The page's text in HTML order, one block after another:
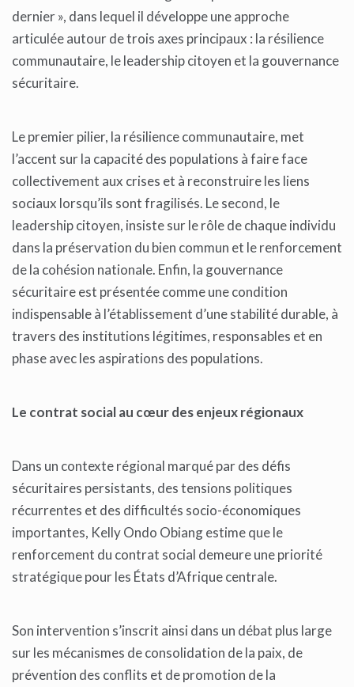
dernier », dans lequel il développe une approche
articulée autour de trois axes principaux : la résilience
communautaire, le leadership citoyen et la gouvernance
sécuritaire.
Le premier pilier, la résilience communautaire, met
l’accent sur la capacité des populations à faire face
collectivement aux crises et à reconstruire les liens
sociaux lorsqu’ils sont fragilisés. Le second, le
leadership citoyen, insiste sur le rôle de chaque individu
dans la préservation du bien commun et le renforcement
de la cohésion nationale. Enfin, la gouvernance
sécuritaire est présentée comme une condition
indispensable à l’établissement d’une stabilité durable, à
travers des institutions légitimes, responsables et en
phase avec les aspirations des populations.
Le contrat social au cœur des enjeux régionaux
Dans un contexte régional marqué par des défis
sécuritaires persistants, des tensions politiques
récurrentes et des difficultés socio-économiques
importantes, Kelly Ondo Obiang estime que le
renforcement du contrat social demeure une priorité
stratégique pour les États d’Afrique centrale.
Son intervention s’inscrit ainsi dans un débat plus large
sur les mécanismes de consolidation de la paix, de
prévention des conflits et de promotion de la